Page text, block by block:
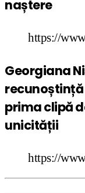
naștere
https://
Georgiana
prima clipă
unicității
https://